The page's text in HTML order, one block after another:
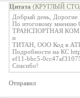
Цитата (КРУГЛЫЙ
Добрый день,
По итоговому мнению
ТРАНСПОРТНАЯ
и
ТИТАН, ООО Код в
Подробности на КС
ef11-bbc5-
Спасибо!
Отправил